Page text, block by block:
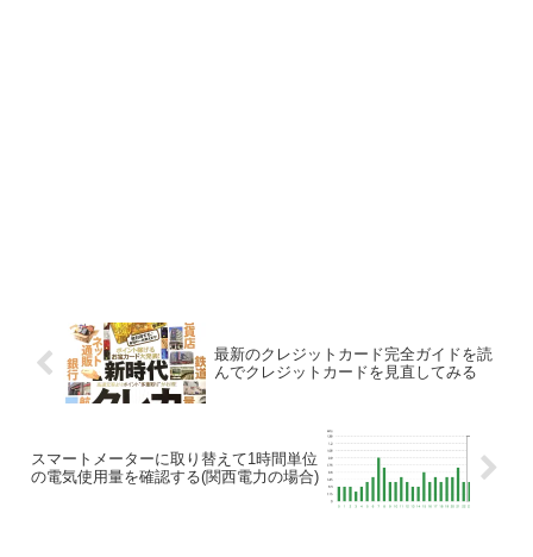
最新のクレジットカード完全ガイドを読
んでクレジットカードを見直してみる
スマートメーターに取り替えて1時間単位
の電気使用量を確認する(関西電力の場合)